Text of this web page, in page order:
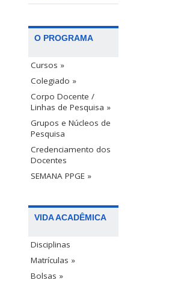
O PROGRAMA
Cursos »
Colegiado »
Corpo Docente /
Linhas de Pesquisa »
Grupos e Núcleos de
Pesquisa
Credenciamento dos
Docentes
SEMANA PPGE »
VIDA ACADÊMICA
Disciplinas
Matrículas »
Bolsas »